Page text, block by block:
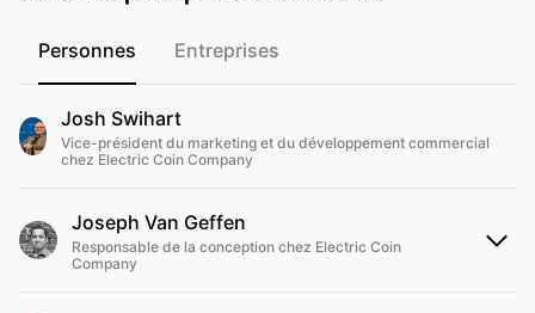
Personnes Entreprises
Josh Swihart
Vice-président du marketing et du développement commercial
chez Electric Coin Company
Joseph Van Geffen
Responsable de la conception chez Electric Coin
Company